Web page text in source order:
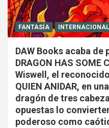
FANTASÍA INTERNACIONAL
DAW Books acaba de
DRAGON HAS SOME
Wiswell, el
QUIEN ANIDAR, en
dragón de tres
opuestas lo
poderoso como